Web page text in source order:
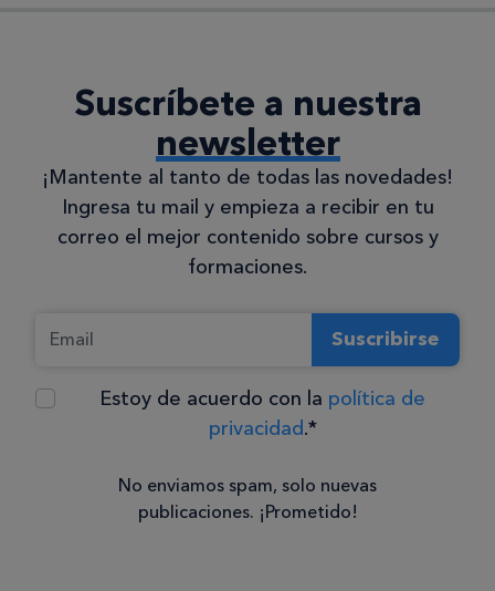
Suscríbete a nuestra
newsletter
¡Mantente al tanto de todas las novedades!
Ingresa tu mail y empieza a recibir en tu
correo el mejor contenido sobre cursos y
formaciones.
Suscribirse
Estoy de acuerdo con la política de
privacidad.*
Consentimiento
No enviamos spam, solo nuevas
publicaciones. ¡Prometido!